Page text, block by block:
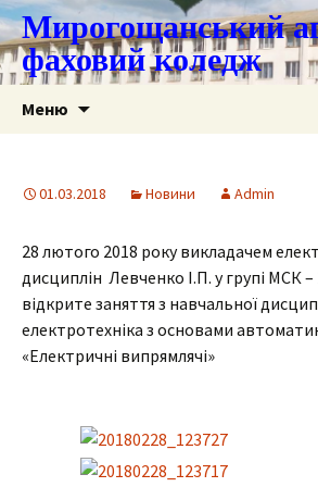
Мирогощанський
фаховий коледж
Меню
01.03.2018 Новини Admin
28 лютого 2018 року викладачем
дисциплін Левченко І.П. у групі МСК–
відкрите заняття з навчальної
електротехніка з основами
«Електричні випрямлячі»